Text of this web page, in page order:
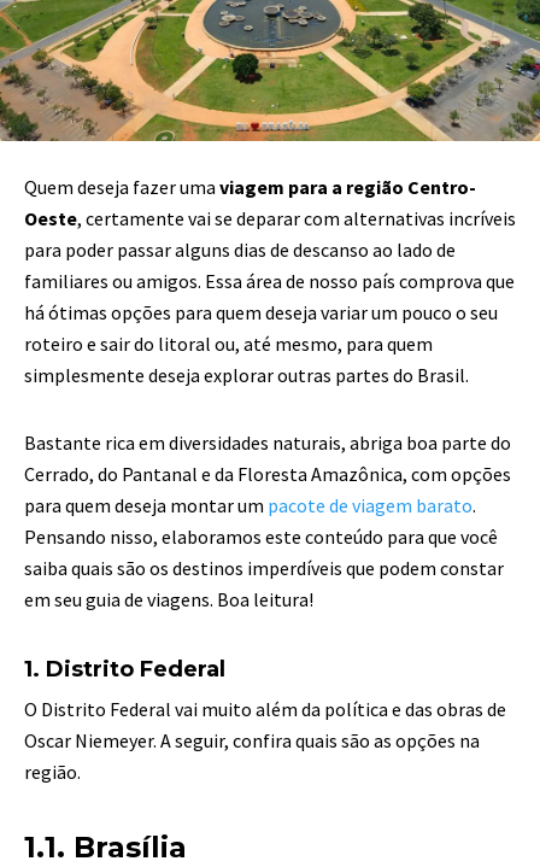
Quem deseja fazer uma viagem para a região Centro-
Oeste, certamente vai se deparar com alternativas incríveis
para poder passar alguns dias de descanso ao lado de
familiares ou amigos. Essa área de nosso país comprova que
há ótimas opções para quem deseja variar um pouco o seu
roteiro e sair do litoral ou, até mesmo, para quem
simplesmente deseja explorar outras partes do Brasil.
Bastante rica em diversidades naturais, abriga boa parte do
Cerrado, do Pantanal e da Floresta Amazônica, com opções
para quem deseja montar um pacote de viagem barato.
Pensando nisso, elaboramos este conteúdo para que você
saiba quais são os destinos imperdíveis que podem constar
em seu guia de viagens. Boa leitura!
1. Distrito Federal
O Distrito Federal vai muito além da política e das obras de
Oscar Niemeyer. A seguir, confira quais são as opções na
região.
1.1. Brasília